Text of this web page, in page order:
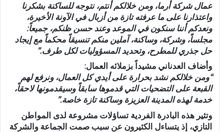
عمال شركة أرما، ومن خلالكم أنتم، نتوجه للساكنة بشكرنا
واعتذارنا على ما عرفته تازة من أزبال في الآونة الأخيرة،
ونعدكم أننا سنكون في الموعد وعند حسن ظنكم، جميعاً:
مجلساً، وشركة، وساكنة، آملين منكم تنسيقاً محكماً مع إيجاد
حل جذري للمطرح، وتحديد المسؤوليات لكل طرف.”
وأضاف العدناني مشيداً بزملائه العمال:
“ومن خلالكم نشد بحرارة على أيدي كل العمال، ونرفع لهم
القبعة على التضحيات التي قدموها سابقاً وسيقدمونها لاحقاً،
خدمة لهذه المدينة العزيزة وساكنة تازة خاصة.”
وتثير هذه البادرة الفردية تساؤلات مشروعة لدى المواطن
التازي، إذ يتساءل الكثيرون عن سبب صمت الجماعة والشركة